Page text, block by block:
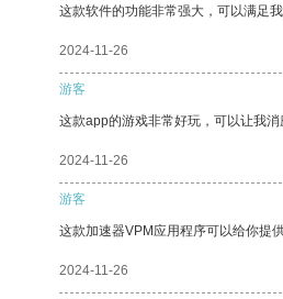
这款软件的功能非常强大，可以满足我
2024-11-26
游客
这款app的游戏非常好玩，可以让我消
2024-11-26
游客
这款加速器VPM应用程序可以给你提
2024-11-26